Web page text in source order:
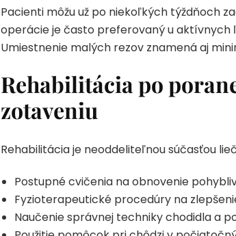
Pacienti môžu už po niekoľkých týždňoch
operácie je často preferovaný u aktívnych
Umiestnenie malých rezov znamená aj
Rehabilitácia po
zotaveniu
Rehabilitácia je neoddeliteľnou súčasťou
Postupné cvičenia na obnovenie
Fyzioterapeutické procedúry na
Naučenie správnej techniky chodidla a